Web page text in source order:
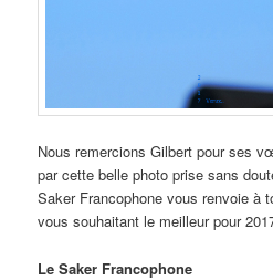
Nous remercions Gilbert pour ses
par cette belle photo prise sans
Saker Francophone vous renvoie
vous souhaitant le meilleur pour
Le Saker Francophone